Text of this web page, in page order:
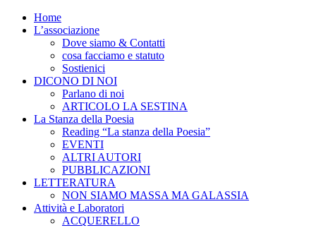
Home
L’associazione
Dove siamo & Contatti
cosa facciamo e statuto
Sostienici
DICONO DI NOI
Parlano di noi
ARTICOLO LA SESTINA
La Stanza della Poesia
Reading “La stanza della Poesia”
EVENTI
ALTRI AUTORI
PUBBLICAZIONI
LETTERATURA
NON SIAMO MASSA MA GALASSIA
Attività e Laboratori
ACQUERELLO